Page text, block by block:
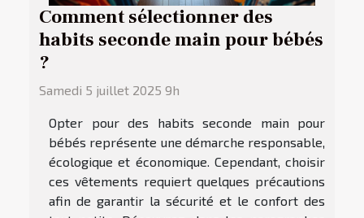
Comment sélectionner des
habits seconde main pour bébés
?
Samedi 5 juillet 2025 9h
Opter pour des habits seconde main pour
bébés représente une démarche responsable,
écologique et économique. Cependant, choisir
ces vêtements requiert quelques précautions
afin de garantir la sécurité et le confort des